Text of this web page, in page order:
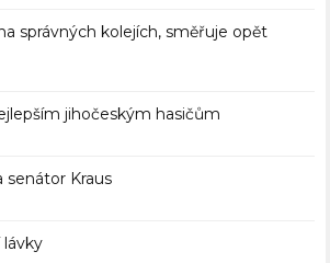
správných kolejích, směřuje opět
jihočeským hasičům
senátor Kraus
lávky